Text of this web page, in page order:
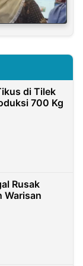
di Tilek
700 Kg
Rusak
Warisan